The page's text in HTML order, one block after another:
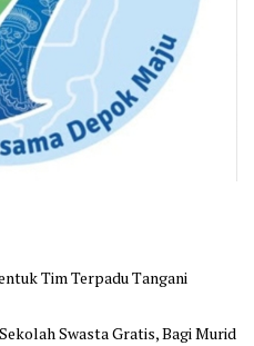
Tim Terpadu Tangani
Swasta Gratis, Bagi Murid